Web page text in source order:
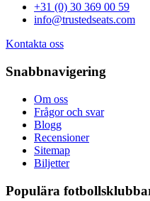
+31 (0) 30 369 00 59
info@trustedseats.com
Kontakta oss
Snabbnavigering
Om oss
Frågor och svar
Blogg
Recensioner
Sitemap
Biljetter
Populära